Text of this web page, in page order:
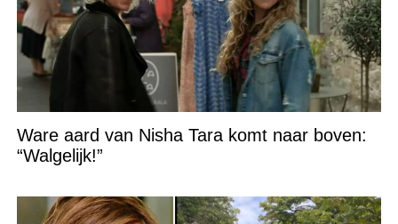
Ware aard van Nisha Tara komt naar boven:
“Walgelijk!”